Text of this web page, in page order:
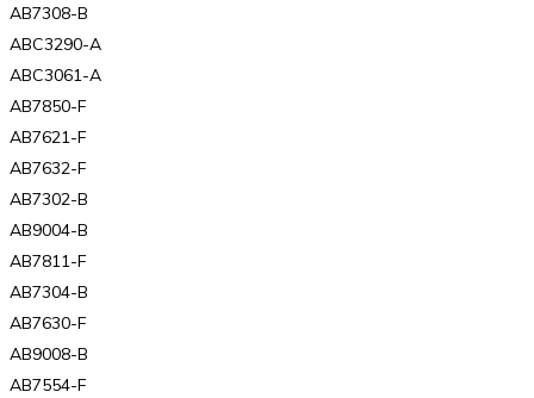
AB7308-B
ABC3290-A
ABC3061-A
AB7850-F
AB7621-F
AB7632-F
AB7302-B
AB9004-B
AB7811-F
AB7304-B
AB7630-F
AB9008-B
AB7554-F